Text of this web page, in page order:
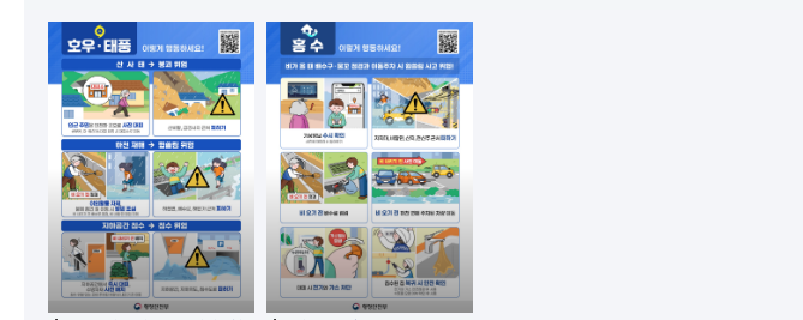
첨부파일